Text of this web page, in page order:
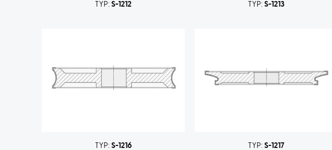
TYP: S-1212 TYP: S-1213
TYP: S-1216 TYP: S-1217